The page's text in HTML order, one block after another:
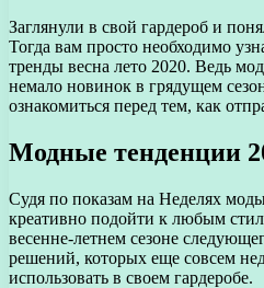
Заглянули в свой гардероб и
Тогда вам просто необходимо
тренды весна лето 2020. Ведь
немало новинок в грядущем
ознакомиться перед тем, как
Модные тенденции
Судя по показам на Неделях
креативно подойти к любым
весенне-летнем сезоне
решений, которых еще совсем
использовать в своем гардеробе.